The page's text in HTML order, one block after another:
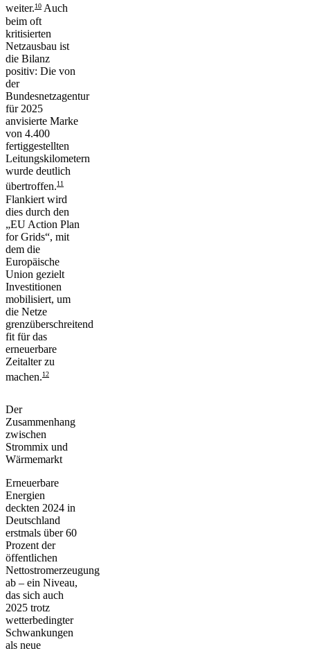
weiter.10 Auch
beim oft
kritisierten
Netzausbau ist
die Bilanz
positiv: Die von
der
Bundesnetzagentur
für 2025
anvisierte Marke
von 4.400
fertiggestellten
Leitungskilometern
wurde deutlich
übertroffen.11
Flankiert wird
dies durch den
„EU Action Plan
for Grids“, mit
dem die
Europäische
Union gezielt
Investitionen
mobilisiert, um
die Netze
grenzüberschreitend
fit für das
erneuerbare
Zeitalter zu
machen.12
Der
Zusammenhang
zwischen
Strommix und
Wärmemarkt
Erneuerbare
Energien
deckten 2024 in
Deutschland
erstmals über 60
Prozent der
öffentlichen
Nettostromerzeugung
ab – ein Niveau,
das sich auch
2025 trotz
wetterbedingter
Schwankungen
als neue